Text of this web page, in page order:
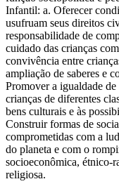
Infantil: a. Oferecer
usufruam seus direitos
responsabilidade de
cuidado das crianças
convivência entre
ampliação de saberes e
Promover a igualdade
crianças de diferentes
bens culturais e às
Construir formas de
comprometidas com a
do planeta e com o
socioeconômica, étnico-
religiosa.